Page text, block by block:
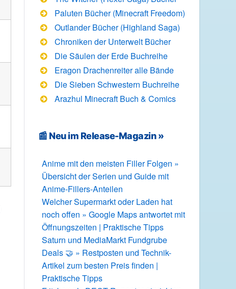
Paluten Bücher (Minecraft Freedom)
Outlander Bücher (Highland Saga)
Chroniken der Unterwelt Bücher
Die Säulen der Erde Buchreihe
Eragon Drachenreiter alle Bände
Die Sieben Schwestern Buchreihe
Arazhul Minecraft Buch & Comics
📰 Neu im Release-Magazin »
Anime mit den meisten Filler Folgen »
Übersicht der Serien und Guide mit
Anime-Fillers-Anteilen
Welcher Supermarkt oder Laden hat
noch offen » Google Maps antwortet mit
Öffnungszeiten | Praktische Tipps
Saturn und MediaMarkt Fundgrube
Deals 🤝 » Restposten und Technik-
Artikel zum besten Preis finden |
Praktische Tipps